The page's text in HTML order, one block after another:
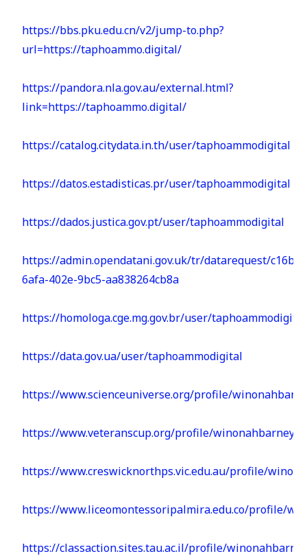
https://bbs.pku.edu.cn/v2/jump-to.php?
url=https://taphoammo.digital/
https://pandora.nla.gov.au/external.html?
link=https://taphoammo.digital/
https://catalog.citydata.in.th/user/taphoammodigital
https://datos.estadisticas.pr/user/taphoammodigital
https://dados.justica.gov.pt/user/taphoammodigital
https://admin.opendatani.gov.uk/tr/datarequest/
6afa-402e-9bc5-aa838264cb8a
https://homologa.cge.mg.gov.br/user/taphoammodigital
https://data.gov.ua/user/taphoammodigital
https://www.scienceuniverse.org/profile/
https://www.veteranscup.org/profile/
https://www.creswicknorthps.vic.edu.au/profile/
https://www.liceomontessoripalmira.edu.co/profile/
https://classaction.sites.tau.ac.il/profile/